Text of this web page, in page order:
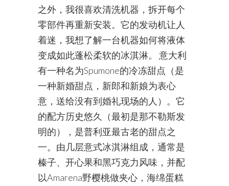
之外，我很喜欢清洗机器，拆开每个
零部件再重新安装。它的发动机让人
着迷，我想了解一台机器如何将液体
变成如此蓬松柔软的冰淇淋。 意大利
有一种名为Spumone的冷冻甜点（是
一种新婚甜点，新郎和新娘为表心
意，送给没有到婚礼现场的人）。它
的配方历史悠久（最初是那不勒斯发
明的），是普利亚最古老的甜点之
一。由几层意式冰淇淋组成，通常是
榛子、开心果和黑巧克力风味，并配
以Amarena野樱桃做夹心，海绵蛋糕